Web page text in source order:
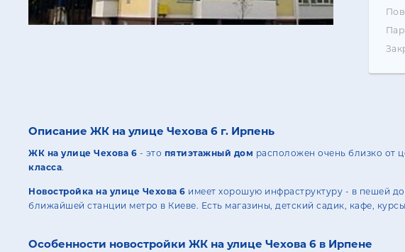
Описание ЖК на улице Чехова 6 г. Ирпень
ЖК на улице Чехова 6 - это пятиэтажный дом расположен очень близко от
класса.
Новостройка на улице Чехова 6 имеет хорошую инфраструктуру - в пешей
ближайшей станции метро в Киеве. Есть магазины, детский садик, кафе,
Особенности новостройки ЖК на улице Чехова 6 в Ирпене